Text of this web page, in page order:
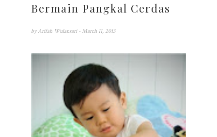
Bermain Pangkal Cerdas
by Arifah Wulansari - March 11, 2013